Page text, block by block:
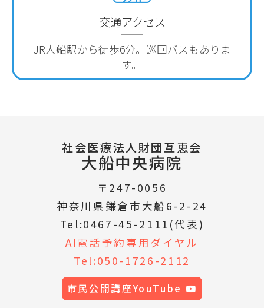
交通アクセス
JR大船駅から徒歩6分。 巡回バスもありま
す。
社会医療法人財団互恵会
大船中央病院
〒247-0056
神奈川県鎌倉市大船6-2-24
Tel:0467-45-2111(代表)
AI電話予約専用ダイヤル
Tel:050-1726-2112
市民公開講座YouTube